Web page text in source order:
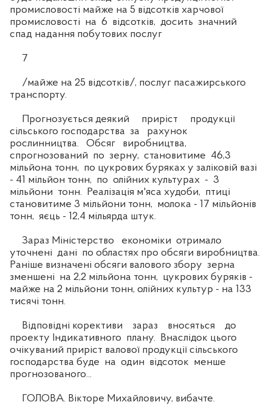
промисловості майже на 5 відсотків харчової
промисловості на 6 відсотків, досить значний
спад надання побутових послуг
7
/майже на 25 відсотків/, послуг пасажирського
транспорту.
Прогнозується деякий приріст продукції
сільського господарства за рахунок
рослинництва. Обсяг виробництва,
спрогнозований по зерну, становитиме 46,3
мільйона тонн, по цукрових буряках у заліковій вазі
- 41 мільйон тонн, по олійних культурах - 3
мільйони тонн. Реалізація м'яса худоби, птиці
становитиме 3 мільйони тонн, молока - 17 мільйонів
тонн, яєць - 12,4 мільярда штук.
Зараз Міністерство економіки отримало
уточнені дані по областях про обсяги виробництва.
Раніше визначені обсяги валового збору зерна
зменшені на 2,2 мільйона тонн, цукрових буряків -
майже на 2 мільйони тонн, олійних культур - на 133
тисячі тонн.
Відповідні корективи зараз вносяться до
проекту Індикативного плану. Внаслідок цього
очікуваний приріст валової продукції сільського
господарства буде на один відсоток менше
прогнозованого...
ГОЛОВА. Вікторе Михайловичу, вибачте.